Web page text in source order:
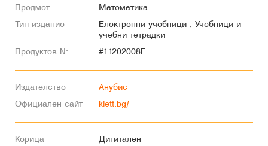
Предмет Математика
Тип издание
Електронни учебници , Учебници и
учебни тетрадки
Продуктов N: #11202008F
Издателство Анубис
Официален сайт klett.bg/
Корица Дигитален